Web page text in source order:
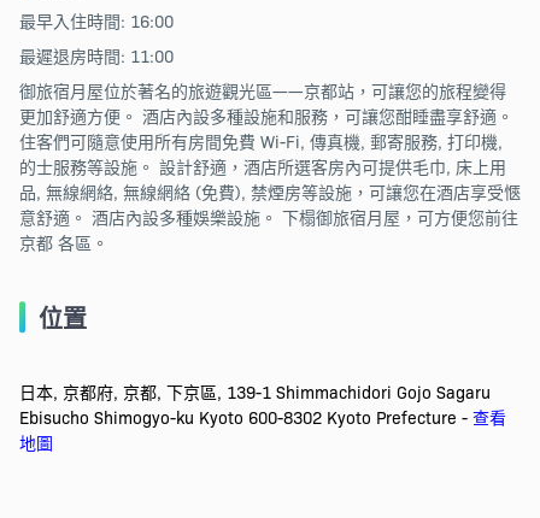
最早入住時間: 16:00
最遲退房時間: 11:00
御旅宿月屋位於著名的旅遊觀光區——京都站，可讓您的旅程變得
更加舒適方便。 酒店內設多種設施和服務，可讓您酣睡盡享舒適。
住客們可隨意使用所有房間免費 Wi-Fi, 傳真機, 郵寄服務, 打印機,
的士服務等設施。 設計舒適，酒店所選客房內可提供毛巾, 床上用
品, 無線網絡, 無線網絡 (免費), 禁煙房等設施，可讓您在酒店享受愜
意舒適。 酒店內設多種娛樂設施。 下榻御旅宿月屋，可方便您前往
京都 各區。
位置
日本, 京都府, 京都, 下京區, 139-1 Shimmachidori Gojo Sagaru
Ebisucho Shimogyo-ku Kyoto 600-8302 Kyoto Prefecture - 查看
地圖